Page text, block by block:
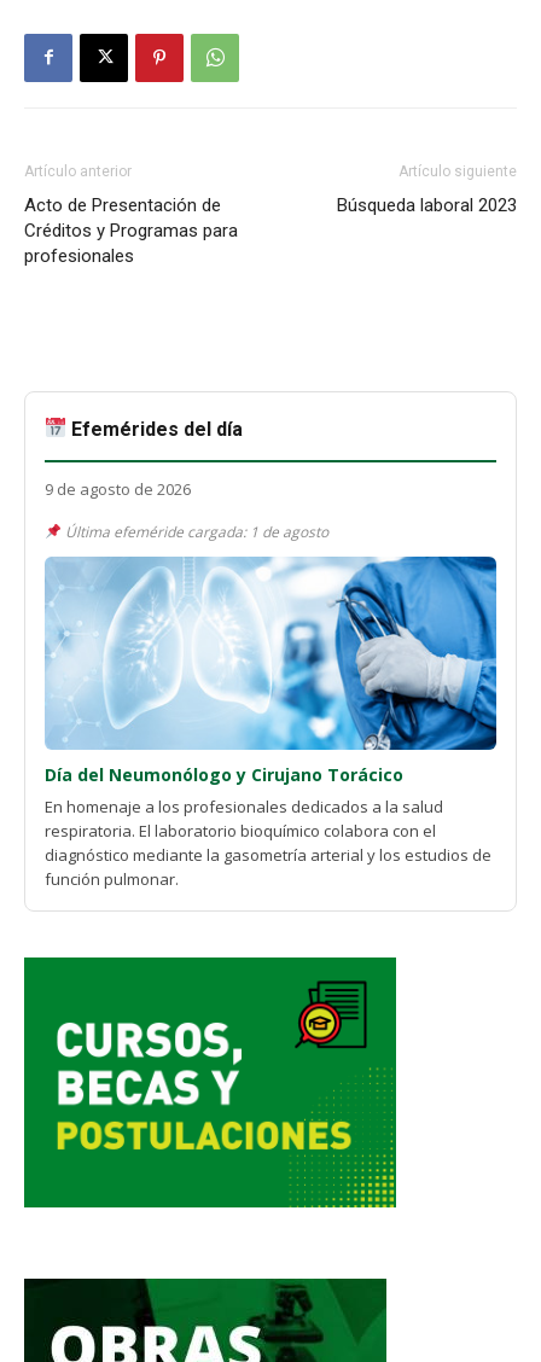
Artículo anterior
Acto de Presentación de
Créditos y Programas para
profesionales
Artículo siguiente
Búsqueda laboral 2023
Efemérides del día
9 de agosto de 2026
Última efeméride cargada: 1 de agosto
Día del Neumonólogo y Cirujano Torácico
En homenaje a los profesionales dedicados a la salud
respiratoria. El laboratorio bioquímico colabora con el
diagnóstico mediante la gasometría arterial y los estudios de
función pulmonar.